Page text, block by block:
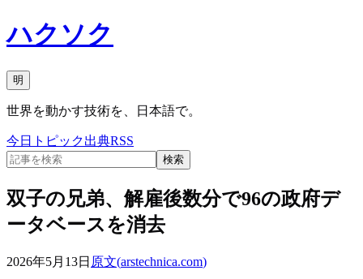
ハクソク
明
世界を動かす技術を、日本語で。
今日 トピック出典RSS
検索
双子の兄弟、解雇後数分で96の政府デ
ータベースを消去
2026年5月13日 原文(arstechnica.com)